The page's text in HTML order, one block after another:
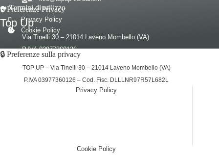
🔒 Preferenze Privacy
Top Up
Via Tinelli 30 – 21014 Laveno Mombello (VA)
P.IVA 03977360126
➡️ Termini di utilizzo
Privacy Policy
Cookie Policy
© 2026 – Tutti i diritti riservati a Top Up
🔒 Preferenze sulla privacy
TOP UP – Via Tinelli 30 – 21014 Laveno Mombello (VA)
P.IVA 03977360126 – Cod. Fisc. DLLLNR97R57L682L
Privacy Policy
Cookie Policy